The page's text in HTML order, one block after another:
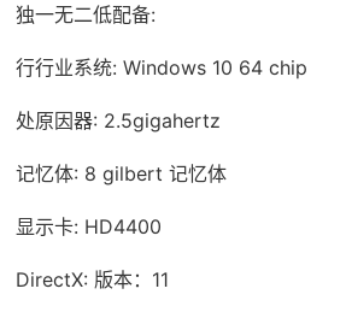
独一无二低配备:
行行业系统: Windows 10 64 chip
处原因器: 2.5gigahertz
记忆体: 8 gilbert 记忆体
显示卡: HD4400
DirectX: 版本：11